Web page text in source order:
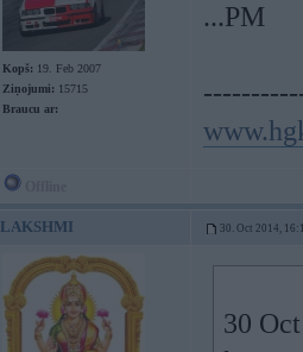
Kopš: 19. Feb 2007
Ziņojumi: 15715
Braucu ar:
...PM
LAKSHMI 30. Oct 2014,
30